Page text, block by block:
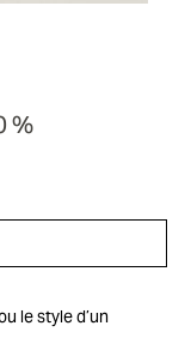
%
le style d’un